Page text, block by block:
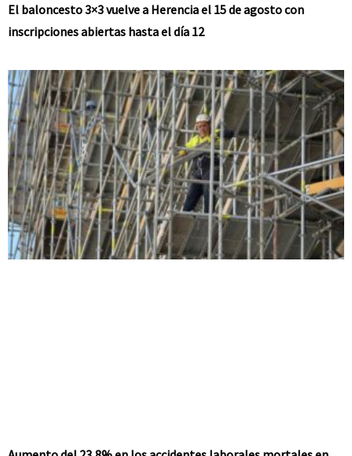
El baloncesto 3×3 vuelve a Herencia el 15 de agosto con
inscripciones abiertas hasta el día 12